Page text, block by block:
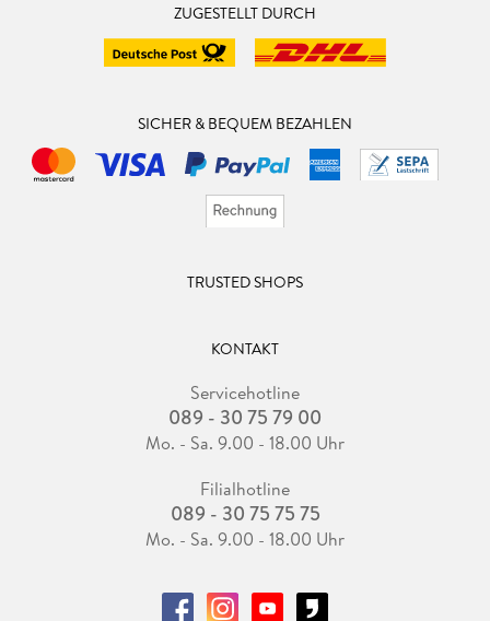
ZUGESTELLT DURCH
SICHER & BEQUEM BEZAHLEN
TRUSTED SHOPS
KONTAKT
Servicehotline
089 - 30 75 79 00
Mo. - Sa. 9.00 - 18.00 Uhr
Filialhotline
089 - 30 75 75 75
Mo. - Sa. 9.00 - 18.00 Uhr